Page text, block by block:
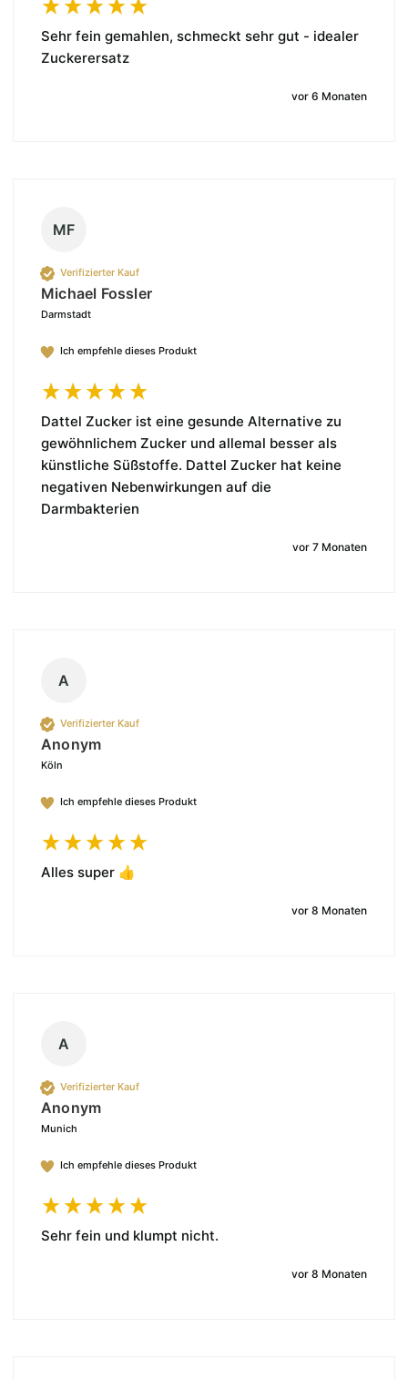
Sehr fein gemahlen, schmeckt sehr gut - idealer
Zuckerersatz
vor 6 Monaten
MF
Verifizierter Kauf
Michael Fossler
Darmstadt
Ich empfehle dieses Produkt
Dattel Zucker ist eine gesunde Alternative zu
gewöhnlichem Zucker und allemal besser als
künstliche Süßstoffe. Dattel Zucker hat keine
negativen Nebenwirkungen auf die
Darmbakterien
vor 7 Monaten
A
Verifizierter Kauf
Anonym
Köln
Ich empfehle dieses Produkt
Alles super 👍
vor 8 Monaten
A
Verifizierter Kauf
Anonym
Munich
Ich empfehle dieses Produkt
Sehr fein und klumpt nicht.
vor 8 Monaten